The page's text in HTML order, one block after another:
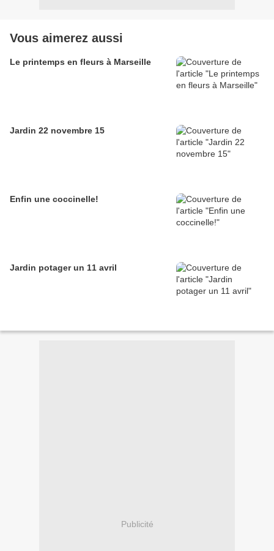
Vous aimerez aussi
Le printemps en fleurs à Marseille
Jardin 22 novembre 15
Enfin une coccinelle!
Jardin potager un 11 avril
Publicité